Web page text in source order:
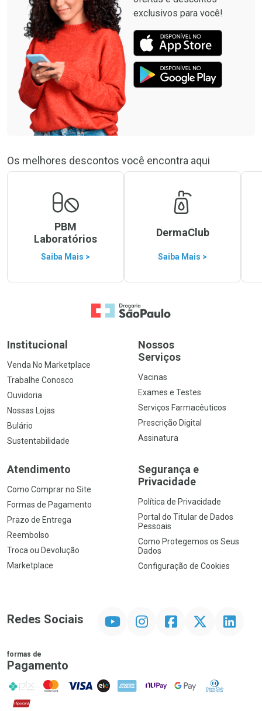
exclusivos para você!
Os melhores descontos você encontra aqui
PBM
Laboratórios
Saiba Mais >
DermaClub
Saiba Mais >
Ir para a Home
Institucional
Venda No Marketplace
Trabalhe Conosco
Ouvidoria
Nossas Lojas
Bulário
Sustentabilidade
Nossos
Serviços
Vacinas
Exames e Testes
Serviços Farmacêuticos
Prescrição Digital
Assinatura
Atendimento
Como Comprar no Site
Formas de Pagamento
Prazo de Entrega
Reembolso
Troca ou Devolução
Marketplace
Segurança e
Privacidade
Política de Privacidade
Portal do Titular de Dados
Pessoais
Como Protegemos os Seus
Dados
Configuração de Cookies
Redes Sociais InstagramFacebookTwitter Linkedin
formas de
Pagamento
PIX MasterCard
VISA ELO AMEX NuPay Google PayDiners Club
Hipercard